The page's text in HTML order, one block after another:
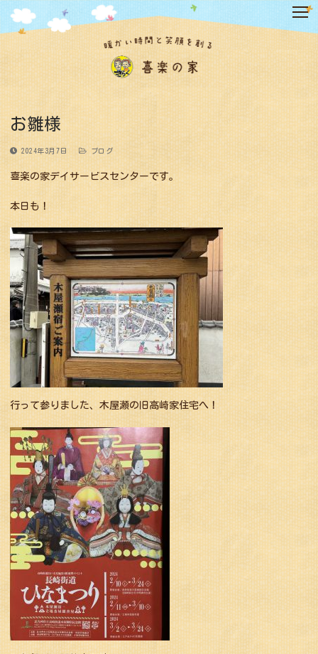
テ
ン
ツ
へ
キ
ッ
プ
お雛様
2024年3月7日 ブログ
喜楽の家デイサービスセンターです。
本日も！
行って参りました、木屋瀬の旧高崎家住宅へ！